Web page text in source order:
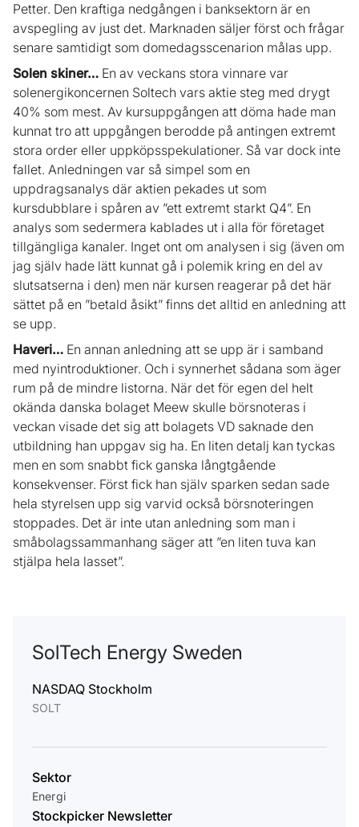
Petter. Den kraftiga nedgången i banksektorn är en
avspegling av just det. Marknaden säljer först och frågar
senare samtidigt som domedagsscenarion målas upp.
Solen skiner… En av veckans stora vinnare var
solenergikoncernen Soltech vars aktie steg med drygt
40% som mest. Av kursuppgången att döma hade man
kunnat tro att uppgången berodde på antingen extremt
stora order eller uppköpsspekulationer. Så var dock inte
fallet. Anledningen var så simpel som en
uppdragsanalys där aktien pekades ut som
kursdubblare i spåren av ”ett extremt starkt Q4”. En
analys som sedermera kablades ut i alla för företaget
tillgängliga kanaler. Inget ont om analysen i sig (även om
jag själv hade lätt kunnat gå i polemik kring en del av
slutsatserna i den) men när kursen reagerar på det här
sättet på en ”betald åsikt” finns det alltid en anledning att
se upp.
Haveri… En annan anledning att se upp är i samband
med nyintroduktioner. Och i synnerhet sådana som äger
rum på de mindre listorna. När det för egen del helt
okända danska bolaget Meew skulle börsnoteras i
veckan visade det sig att bolagets VD saknade den
utbildning han uppgav sig ha. En liten detalj kan tyckas
men en som snabbt fick ganska långtgående
konsekvenser. Först fick han själv sparken sedan sade
hela styrelsen upp sig varvid också börsnoteringen
stoppades. Det är inte utan anledning som man i
småbolagssammanhang säger att ”en liten tuva kan
stjälpa hela lasset”.
SolTech Energy Sweden
NASDAQ Stockholm
SOLT
Sektor
Energi
Stockpicker Newsletter